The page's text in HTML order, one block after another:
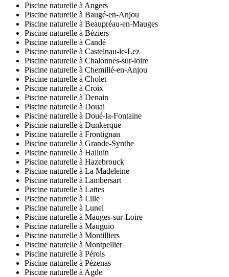
Piscine naturelle à Angers
Piscine naturelle à Baugé-en-Anjou
Piscine naturelle à Beaupréau-en-Mauges
Piscine naturelle à Béziers
Piscine naturelle à Candé
Piscine naturelle à Castelnau-le-Lez
Piscine naturelle à Chalonnes-sur-loire
Piscine naturelle à Chemillé-en-Anjou
Piscine naturelle à Cholet
Piscine naturelle à Croix
Piscine naturelle à Denain
Piscine naturelle à Douai
Piscine naturelle à Doué-la-Fontaine
Piscine naturelle à Dunkerque
Piscine naturelle à Frontignan
Piscine naturelle à Grande-Synthe
Piscine naturelle à Halluin
Piscine naturelle à Hazebrouck
Piscine naturelle à La Madeleine
Piscine naturelle à Lambersart
Piscine naturelle à Lattes
Piscine naturelle à Lille
Piscine naturelle à Lunel
Piscine naturelle à Mauges-sur-Loire
Piscine naturelle à Mauguio
Piscine naturelle à Montilliers
Piscine naturelle à Montpellier
Piscine naturelle à Pérols
Piscine naturelle à Pézenas
Piscine naturelle à Agde